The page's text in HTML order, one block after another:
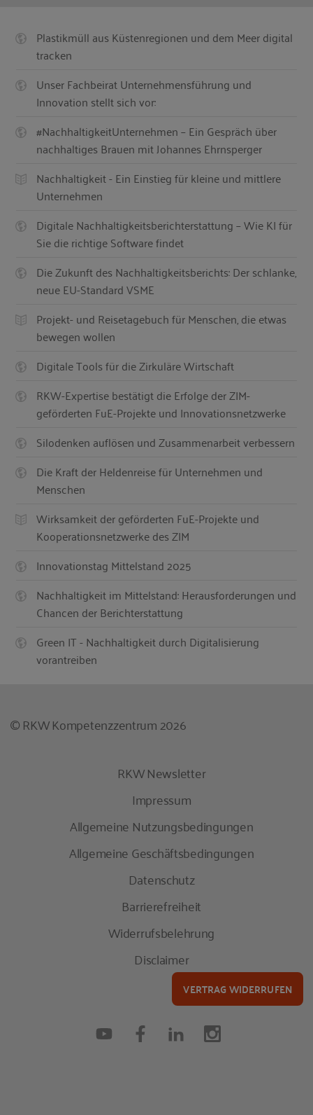
Plastikmüll aus Küstenregionen und dem Meer digital
tracken
Unser Fachbeirat Unternehmensführung und
Innovation stellt sich vor:
#NachhaltigkeitUnternehmen – Ein Gespräch über
nachhaltiges Brauen mit Johannes Ehrnsperger
Nachhaltigkeit - Ein Einstieg für kleine und mittlere
Unternehmen
Digitale Nachhaltigkeitsberichterstattung – Wie KI für
Sie die richtige Software findet
Die Zukunft des Nachhaltigkeitsberichts: Der schlanke,
neue EU-Standard VSME
Projekt- und Reisetagebuch für Menschen, die etwas
bewegen wollen
Digitale Tools für die Zirkuläre Wirtschaft
RKW-Expertise bestätigt die Erfolge der ZIM-
geförderten FuE-Projekte und Innovationsnetzwerke
Silodenken auflösen und Zusammenarbeit verbessern
Die Kraft der Heldenreise für Unternehmen und
Menschen
Wirksamkeit der geförderten FuE-Projekte und
Kooperationsnetzwerke des ZIM
Innovationstag Mittelstand 2025
Nachhaltigkeit im Mittelstand: Herausforderungen und
Chancen der Berichterstattung
Green IT - Nachhaltigkeit durch Digitalisierung
vorantreiben
© RKW Kompetenzzentrum 2026
RKW Newsletter
Impressum
Allgemeine Nutzungsbedingungen
Allgemeine Geschäftsbedingungen
Datenschutz
Barrierefreiheit
Widerrufsbelehrung
Disclaimer
VERTRAG WIDERRUFEN